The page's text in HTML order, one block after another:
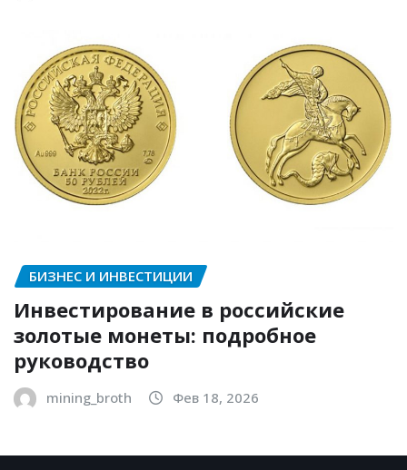
БИЗНЕС И ИНВЕСТИЦИИ
Инвестирование в российские
золотые монеты: подробное
руководство
mining_broth Фев 18, 2026